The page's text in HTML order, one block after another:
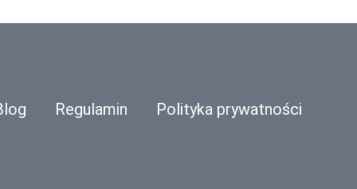
Regulamin Polityka prywatności